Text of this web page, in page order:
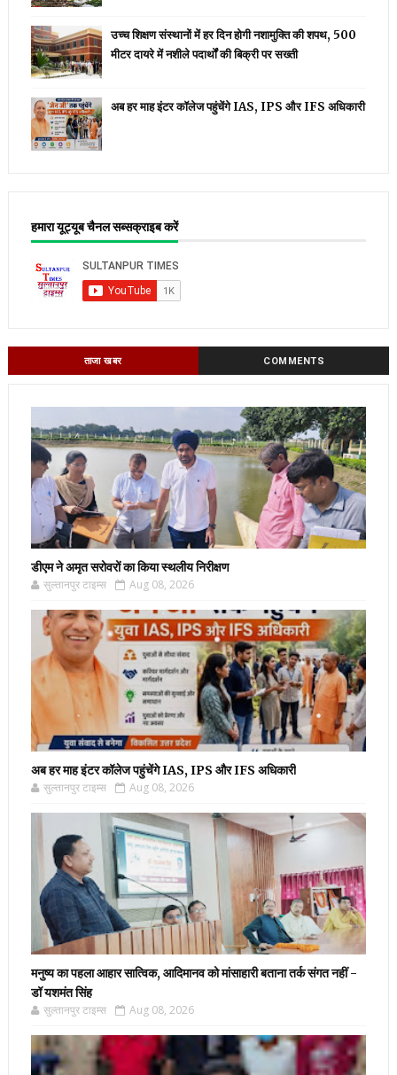
उच्च शिक्षण संस्थानों में हर दिन होगी नशामुक्ति की शपथ, 500
मीटर दायरे में नशीले पदार्थों की बिक्री पर सख्ती
अब हर माह इंटर कॉलेज पहुंचेंगे IAS, IPS और IFS अधिकारी
हमारा यूट्यूब चैनल सब्सक्राइब करें
ताजा खबर COMMENTS
डीएम ने अमृत सरोवरों का किया स्थलीय निरीक्षण
सुल्तानपुर टाइम्स Aug 08, 2026
अब हर माह इंटर कॉलेज पहुंचेंगे IAS, IPS और IFS अधिकारी
सुल्तानपुर टाइम्स Aug 08, 2026
मनुष्य का पहला आहार सात्विक, आदिमानव को मांसाहारी बताना तर्क संगत नहीं -
डॉ यशमंत सिंह
सुल्तानपुर टाइम्स Aug 08, 2026